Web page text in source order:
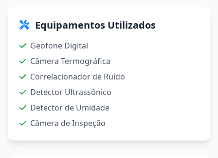
Equipamentos Utilizados
Geofone Digital
Câmera Termográfica
Correlacionador de Ruído
Detector Ultrassônico
Detector de Umidade
Câmera de Inspeção